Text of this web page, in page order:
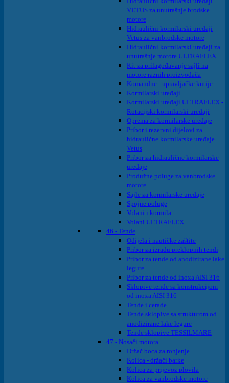
VETUS za unutrašnje brodske
motore
Hidraulični kormilarski uređaji
Vetus za vanbrodske motore
Hidraulični kormilarski uređaji za
unutrašnje motore ULTRAFLEX
Kit za prilagođavanje sajli na
motore raznih proizvođača
Komandne - upravljačke kutije
Kormilarski uređaji
Kormilarski uređaji ULTRAFLEX -
Rotacijski kormilarski uređaji
Oprema za kormilarske uređaje
Pribor i rezervni dijelovi za
hidraulične kormilarske uređaje
Vetus
Pribor za hidraulične kormilarske
uređaje
Produžne poluge za vanbrodske
motore
Sajle za kormilarske uređaje
Spojne poluge
Volani i kormila
Volani ULTRAFLEX
46 - Tende
Odijela i nautičke zaštite
Pribor za izradu preklopnih tendi
Pribor za tende od anodizirane lake
legure
Pribor za tende od inoxa AISI 316
Sklopive tende sa konstrukcijom
od inoxa AISI 316
Tende i cerade
Tende sklopive sa strukturom od
anodizirane lake legure
Tende sklopive TESSILMARE
47 - Nosači motora
Držač boca za ronjenje
Kolica - držači barke
Kolica za prijevoz plovila
Kolica za vanbrodske motore